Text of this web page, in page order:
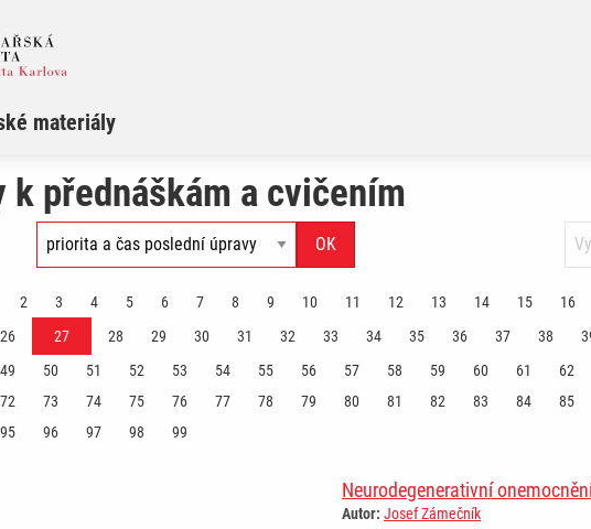
materiály
k přednáškám a cvičením
2 3 4 5 6 7 8 9 10 11 12 13 14 15 16
26 27 28 29 30 31 32 33 34 35 36 37 38
49 50 51 52 53 54 55 56 57 58 59 60 61 62
72 73 74 75 76 77 78 79 80 81 82 83 84 85
95 96 97 98 99
Neurodegenerativní
Autor: Josef Zámečník